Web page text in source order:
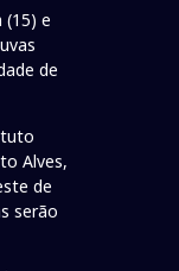
e
de
Alves,
de
serão